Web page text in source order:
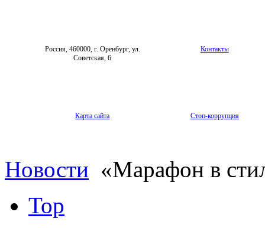
Россия, 460000, г. Оренбург, ул.
Советская, 6
Контакты
Карта сайта Стоп-коррупция
Новости «Марафон в
Top